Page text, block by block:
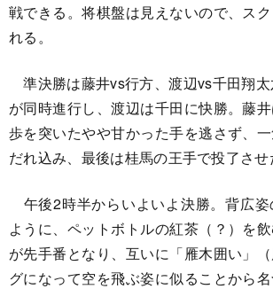
戦できる。将棋盤は見えないので、ス
れる。
準決勝は藤井vs行方、渡辺vs千田翔
が同時進行し、渡辺は千田に快勝。藤
歩を突いたやや甘かった手を逃さず、
だれ込み、最後は桂馬の王手で投了させ
午後2時半からいよいよ決勝。背広
ように、ペットボトルの紅茶（？）を
が先手番となり、互いに「雁木囲い」
グになって空を飛ぶ姿に似ることから